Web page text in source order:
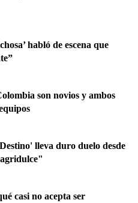
habló de escena que
son novios y ambos
lleva duro duelo desde
casi no acepta ser